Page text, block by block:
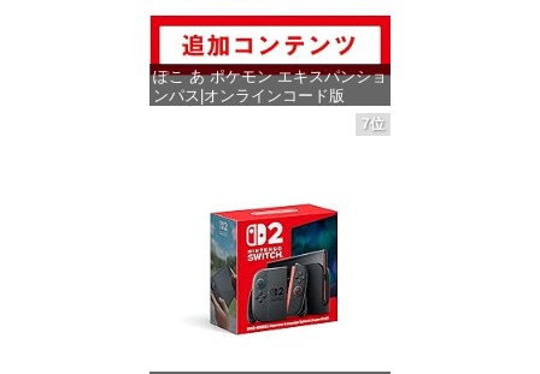
ぽこ あ ポケモン エキスパンショ
ンパス|オンラインコード版
価格：¥4,400
7位